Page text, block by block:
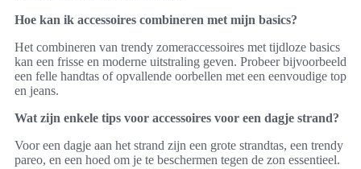
Hoe kan ik accessoires combineren met mijn basics?
Het combineren van trendy zomeraccessoires met tijdloze basics
kan een frisse en moderne uitstraling geven. Probeer bijvoorbeeld
een felle handtas of opvallende oorbellen met een eenvoudige top
en jeans.
Wat zijn enkele tips voor accessoires voor een dagje strand?
Voor een dagje aan het strand zijn een grote strandtas, een trendy
pareo, en een hoed om je te beschermen tegen de zon essentieel.